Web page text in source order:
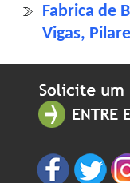
Fabrica de
Vigas,